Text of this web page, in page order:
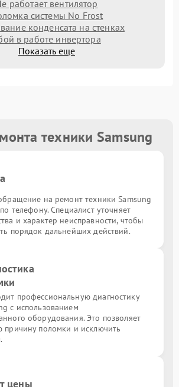
работает вентилятор
системы No Frost
конденсата на стенках
в работе инвертора
Показать еще
техники Samsung
на ремонт техники Samsung
телефону. Специалист уточняет
и характер неисправности, чтобы
порядок дальнейших действий.
профессиональную диагностику
с использованием
оборудования. Это позволяет
причину поломки и исключить
цены